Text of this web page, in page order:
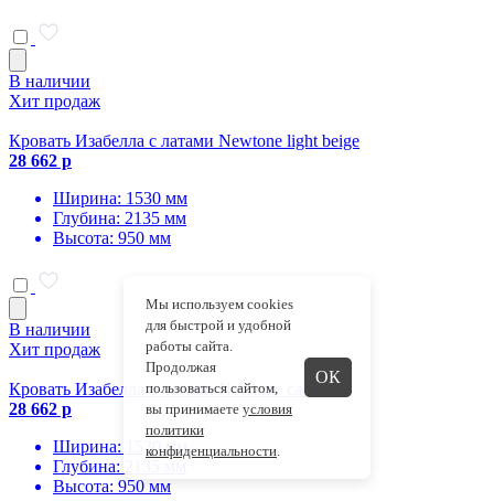
В наличии
Хит продаж
Кровать Изабелла с латами Newtone light beige
28 662 р
Ширина: 1530 мм
Глубина: 2135 мм
Высота: 950 мм
В наличии
Хит продаж
Кровать Изабелла с латами Newtone cacao
28 662 р
Ширина: 1530 мм
Глубина: 2135 мм
Высота: 950 мм
Мы используем cookies
для быстрой и удобной
работы сайта.
Продолжая
пользоваться сайтом,
вы принимаете условия
политики
конфиденциальности.
ОК